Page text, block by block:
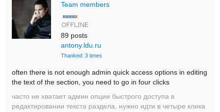
Team members
89 posts
antony.ldu.ru
Thanked: 3 times
often there is not enough admin quick access options in editing
the text of the section, you need to go in four clicks
часто не хватает админ опции быстрого доступа в
редактировании текста раздела, нужно идти в четыре клика